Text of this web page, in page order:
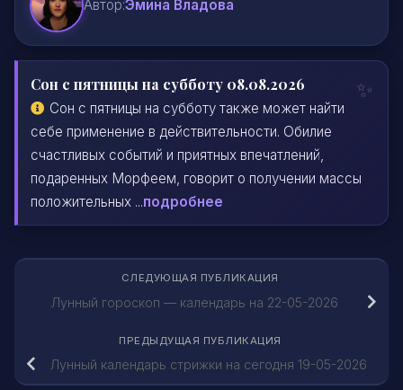
Автор:Эмина Владова
Сон с пятницы на субботу 08.08.2026
Сон с пятницы на субботу также может найти
себе применение в действительности. Обилие
счастливых событий и приятных впечатлений,
подаренных Морфеем, говорит о получении массы
положительных ...подробнее
СЛЕДУЮЩАЯ ПУБЛИКАЦИЯ
Лунный гороскоп — календарь на 22-05-2026
ПРЕДЫДУЩАЯ ПУБЛИКАЦИЯ
Лунный календарь стрижки на сегодня 19-05-2026